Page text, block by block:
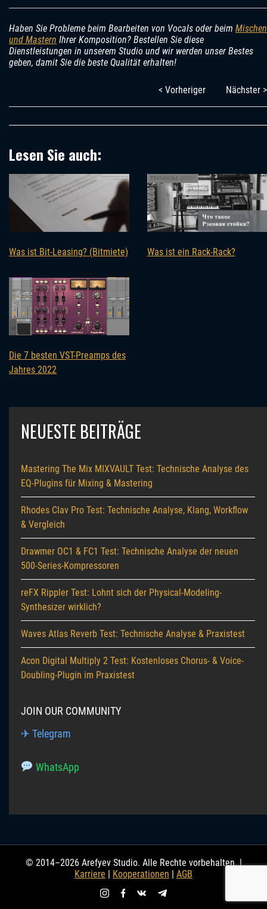
Haben Sie Probleme beim Bearbeiten von Vocals oder beim Mischen
und Mastern Ihrer Komposition? Bestellen Sie diese
Dienstleistungen in unserem Studio und wir werden unser Bestes
geben, damit Sie die beste Qualität erhalten!
< Vorheriger Nächster >
Lesen Sie auch:
Was ist Bit-Leasing? (Bitmiete) Was ist ein Rack-Rack?
Die 7 besten VST-Preamps des
Jahres 2022
NEUESTE BEITRÄGE
Mastering The Mix MIXVAULT Test: Technische Analyse des
EQ-Plugins für Mixing & Mastering
Rhodes Clav Pro Test: Technische Analyse, Klang, Workflow
& Vergleich
Drawmer OC1 & FC1 Test: Technische Analyse der neuen
500-Series-Kompressoren
reFX Rippler Test: Lohnt sich der Physical-Modeling-
Synthesizer wirklich?
Waves Atlas Reverb Test: Technische Analyse & Praxistest
Acon Digital Multiply 2 Test: Kostenloses Chorus- & Voice-
Doubling-Plugin im Praxistest
JOIN OUR COMMUNITY
✈ Telegram
WhatsApp
© 2014–2026 Arefyev Studio. Alle Rechte vorbehalten. |
Karriere | Kooperationen | AGB